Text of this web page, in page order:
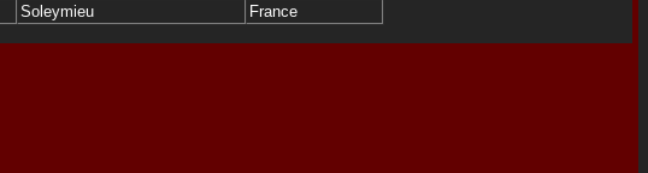
Soleymieu France